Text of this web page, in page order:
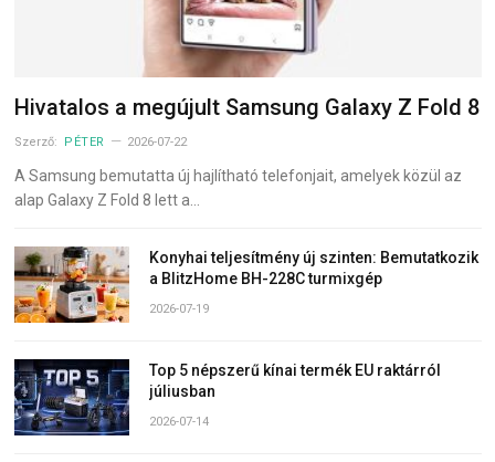
Hivatalos a megújult Samsung Galaxy Z Fold 8
Szerző: PÉTER 2026-07-22
A Samsung bemutatta új hajlítható telefonjait, amelyek közül az
alap Galaxy Z Fold 8 lett a…
Konyhai teljesítmény új szinten: Bemutatkozik
a BlitzHome BH-228C turmixgép
2026-07-19
Top 5 népszerű kínai termék EU raktárról
júliusban
2026-07-14